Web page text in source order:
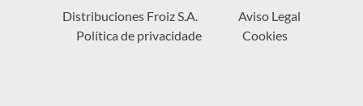
Distribuciones Froiz S.A.
Aviso Legal
Política de privacidade
Cookies